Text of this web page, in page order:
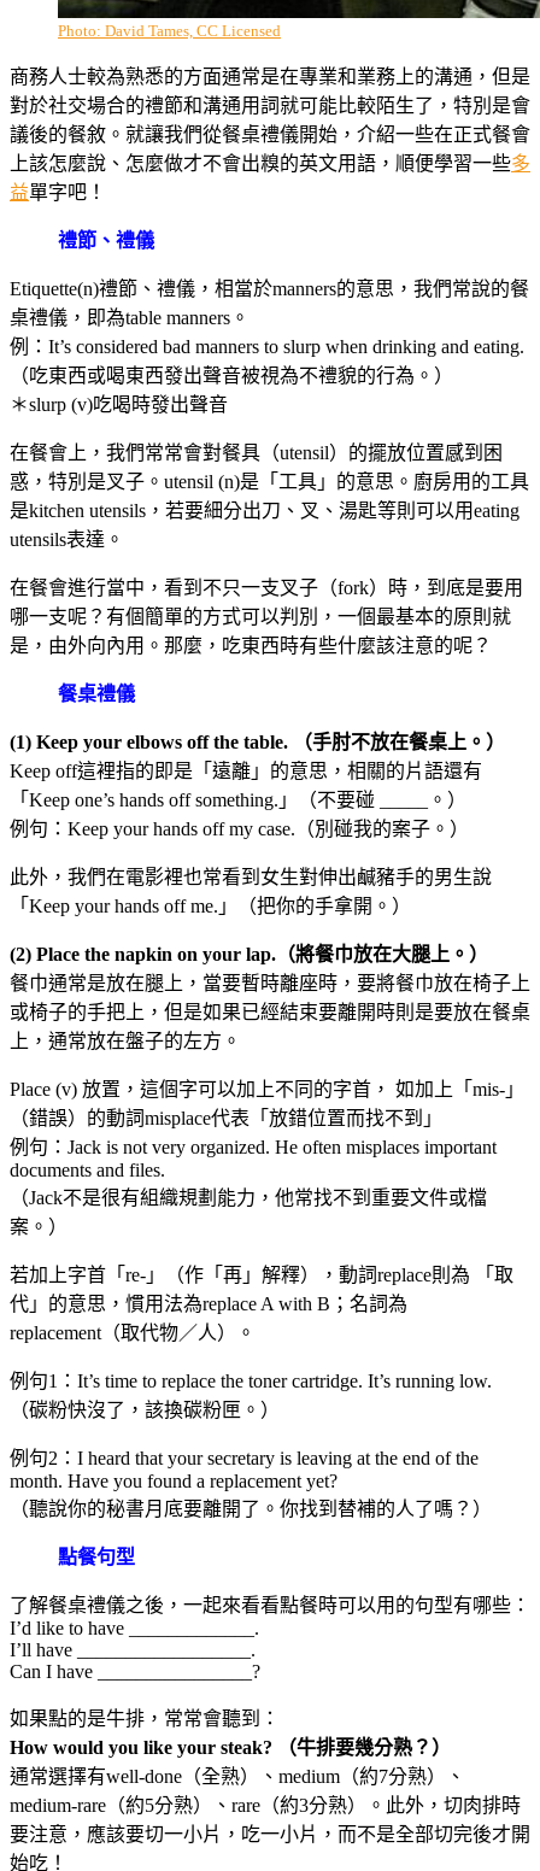
Photo: David Tames, CC Licensed
商務人士較為熟悉的方面通常是在專業和業務上的溝通，但是
對於社交場合的禮節和溝通用詞就可能比較陌生了，特別是會
議後的餐敘。就讓我們從餐桌禮儀開始，介紹一些在正式餐會
上該怎麼說、怎麼做才不會出糗的英文用語，順便學習一些多
益單字吧！
禮節、禮儀
Etiquette(n)禮節、禮儀，相當於manners的意思，我們常說的餐
桌禮儀，即為table manners。
例：It’s considered bad manners to slurp when drinking and eating.
（吃東西或喝東西發出聲音被視為不禮貌的行為。）
＊slurp (v)吃喝時發出聲音
在餐會上，我們常常會對餐具（utensil）的擺放位置感到困
惑，特別是叉子。utensil (n)是「工具」的意思。廚房用的工具
是kitchen utensils，若要細分出刀、叉、湯匙等則可以用eating
utensils表達。
在餐會進行當中，看到不只一支叉子（fork）時，到底是要用
哪一支呢？有個簡單的方式可以判別，一個最基本的原則就
是，由外向內用。那麼，吃東西時有些什麼該注意的呢？
餐桌禮儀
(1) Keep your elbows off the table. （手肘不放在餐桌上。）
Keep off這裡指的即是「遠離」的意思，相關的片語還有
「Keep one’s hands off something.」（不要碰 _____。）
例句：Keep your hands off my case.（別碰我的案子。）
此外，我們在電影裡也常看到女生對伸出鹹豬手的男生說
「Keep your hands off me.」（把你的手拿開。）
(2) Place the napkin on your lap.（將餐巾放在大腿上。）
餐巾通常是放在腿上，當要暫時離座時，要將餐巾放在椅子上
或椅子的手把上，但是如果已經結束要離開時則是要放在餐桌
上，通常放在盤子的左方。
Place (v) 放置，這個字可以加上不同的字首， 如加上「mis-」
（錯誤）的動詞misplace代表「放錯位置而找不到」
例句：Jack is not very organized. He often misplaces important
documents and files.
（Jack不是很有組織規劃能力，他常找不到重要文件或檔
案。）
若加上字首「re-」（作「再」解釋），動詞replace則為 「取
代」的意思，慣用法為replace A with B；名詞為
replacement（取代物／人）。
例句1：It’s time to replace the toner cartridge. It’s running low.
（碳粉快沒了，該換碳粉匣。）
例句2：I heard that your secretary is leaving at the end of the
month. Have you found a replacement yet?
（聽說你的秘書月底要離開了。你找到替補的人了嗎？）
點餐句型
了解餐桌禮儀之後，一起來看看點餐時可以用的句型有哪些：
I’d like to have _____________.
I’ll have __________________.
Can I have ________________?
如果點的是牛排，常常會聽到：
How would you like your steak? （牛排要幾分熟？）
通常選擇有well-done（全熟）、medium（約7分熟）、
medium-rare（約5分熟）、rare（約3分熟）。此外，切肉排時
要注意，應該要切一小片，吃一小片，而不是全部切完後才開
始吃！